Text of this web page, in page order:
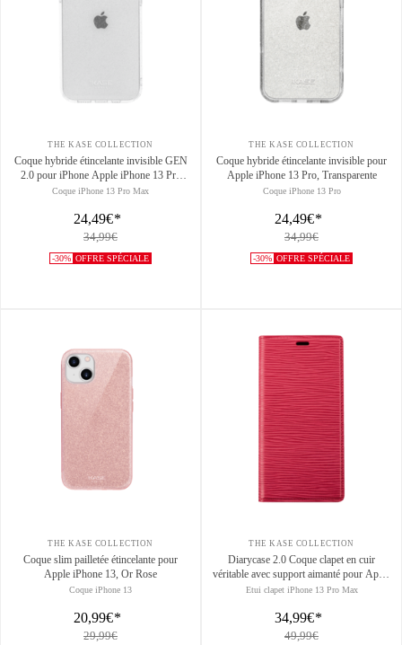
THE KASE COLLECTION
Coque hybride étincelante invisible GEN
2.0 pour iPhone Apple iPhone 13 Pro
Max, Transparente
Coque iPhone 13 Pro Max
24,49€*
34,99€
-30% OFFRE SPÉCIALE
THE KASE COLLECTION
Coque hybride étincelante invisible pour
Apple iPhone 13 Pro, Transparente
Coque iPhone 13 Pro
24,49€*
34,99€
-30% OFFRE SPÉCIALE
THE KASE COLLECTION
Coque slim pailletée étincelante pour
Apple iPhone 13, Or Rose
Coque iPhone 13
20,99€*
29,99€
THE KASE COLLECTION
Diarycase 2.0 Coque clapet en cuir
véritable avec support aimanté pour Apple
iPhone 13 Pro Max, Rouge Bordeaux
Etui clapet iPhone 13 Pro Max
34,99€*
49,99€